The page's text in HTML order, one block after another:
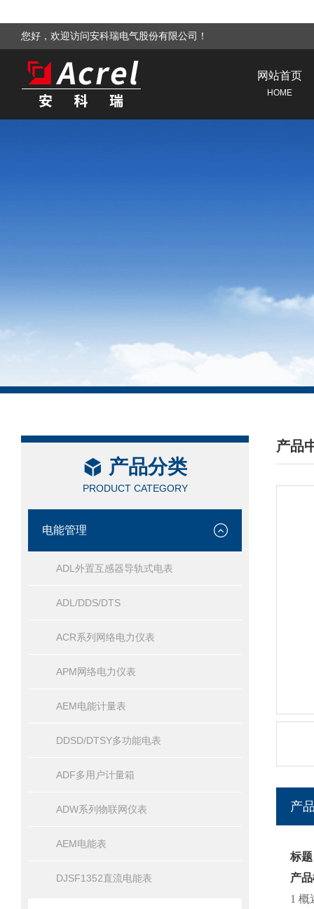
您好，欢迎访问安科瑞电气股份有限公司！
网站首页
HOME
产品分类
PRODUCT CATEGORY
电能管理
ADL外置互感器导轨式电表
ADL/DDS/DTS
ACR系列网络电力仪表
APM网络电力仪表
AEM电能计量表
DDSD/DTSY多功能电表
ADF多用户计量箱
ADW系列物联网仪表
AEM电能表
DJSF1352直流电能表
产品
/
产
标
产
1 概